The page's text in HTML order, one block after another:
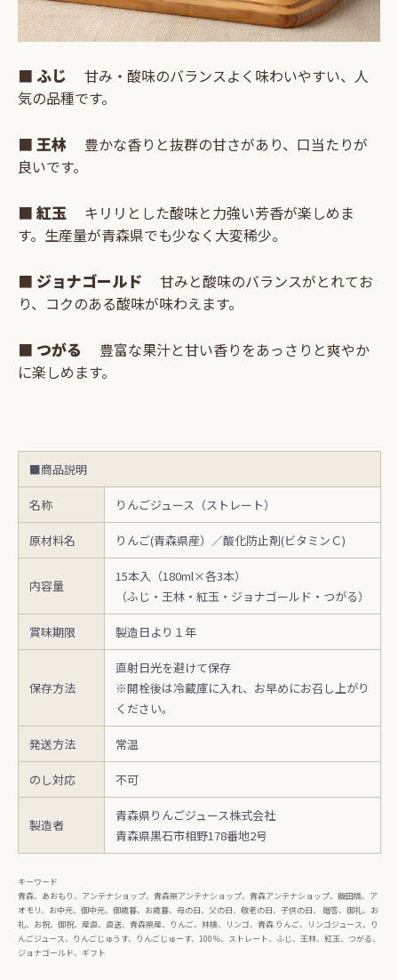
■ ふじ 甘み・酸味のバランスよく味わいやすい、人
気の品種です。
■ 王林 豊かな香りと抜群の甘さがあり、口当たりが
良いです。
■ 紅玉 キリリとした酸味と力強い芳香が楽しめま
す。生産量が青森県でも少なく大変稀少。
■ ジョナゴールド 甘みと酸味のバランスがとれてお
り、コクのある酸味が味わえます。
■ つがる 豊富な果汁と甘い香りをあっさりと爽やか
に楽しめます。
■商品説明
名称 りんごジュース（ストレート）
原材料名 りんご(青森県産）／酸化防止剤(ビタミンＣ)
内容量
15本入（180ml×各3本）
（ふじ・王林・紅玉・ジョナゴールド・つがる）
賞味期限 製造日より１年
保存方法
直射日光を避けて保存
※開栓後は冷蔵庫に入れ、お早めにお召し上がり
ください。
発送方法 常温
のし対応 不可
製造者
青森県りんごジュース株式会社
青森県黒石市相野178番地2号
キーワード
青森、あおもり、アンテナショップ、青森県アンテナショップ、青森アンテナショップ、飯田橋、ア
オモリ、お中元、御中元、御歳暮、お歳暮、母の日、父の日、敬老の日、子供の日、 贈答、御礼、お
礼、お祝、御祝、産直、直送、青森県産、りんご、林檎、リンゴ、青森 りんご、リンゴジュース、り
んごジュース、りんごじゅうす、りんごじゅーす、100％、ストレート、ふじ、王林、紅玉、つがる、
ジョナゴールド、ギフト